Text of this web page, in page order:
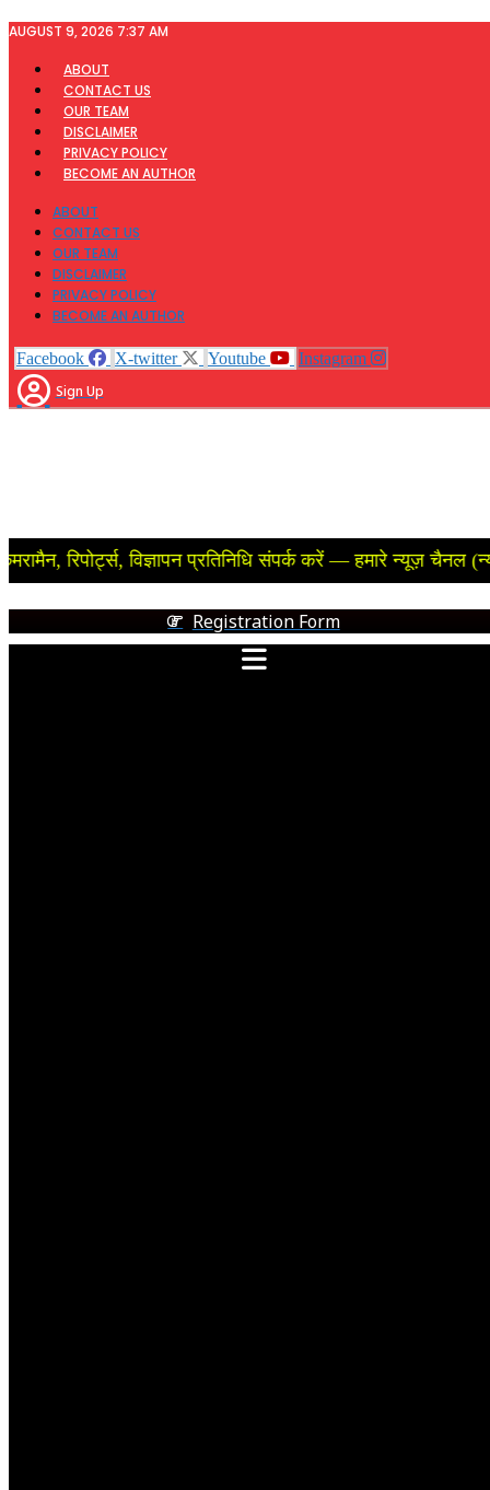
to
AUGUST 9, 2026 7:37 AM
ABOUT
CONTACT US
OUR TEAM
DISCLAIMER
PRIVACY POLICY
BECOME AN AUTHOR
ABOUT
CONTACT US
OUR TEAM
DISCLAIMER
PRIVACY POLICY
BECOME AN AUTHOR
Facebook X-twitter Youtube
Instagram
Sign Up
विज्ञापन प्रतिनिधि संपर्क करें — हमारे न्यूज़ चैनल
Registration Form